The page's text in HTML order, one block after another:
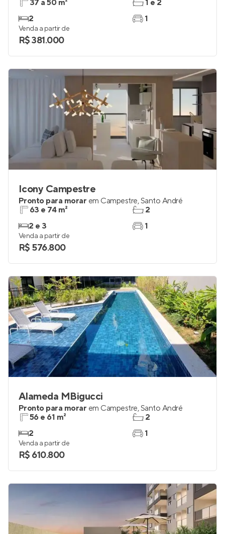
37 a 50 m²
2
1 e 2
1
Venda a partir de
R$ 381.000
Icony Campestre
Pronto para morar em Campestre,Santo André
63 e 74 m²
2 e 3
2
1
Venda a partir de
R$ 576.800
Alameda MBigucci
Pronto para morar em Campestre,Santo André
56 e 61 m²
2
2
1
Venda a partir de
R$ 610.800